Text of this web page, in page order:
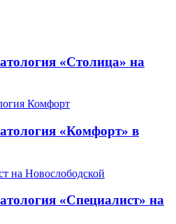
«Столица» на
«Комфорт» в
«Специалист» на